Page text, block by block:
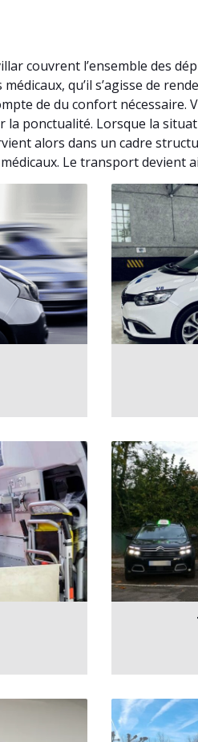
couvrent l’ensemble des
qu’il s’agisse de
de du confort nécessaire.
ponctualité. Lorsque la
alors dans un cadre
Le transport devient